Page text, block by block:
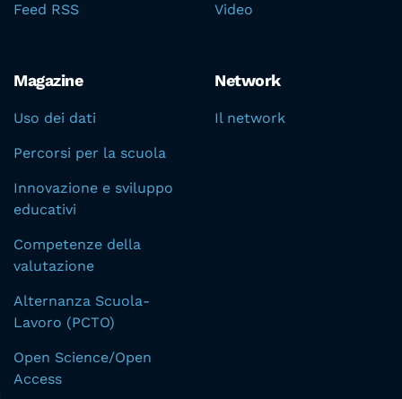
Feed RSS Video
Magazine
Uso dei dati
Percorsi per la scuola
Innovazione e sviluppo
educativi
Competenze della
valutazione
Alternanza Scuola-
Lavoro (PCTO)
Open Science/Open
Access
Network
Il network